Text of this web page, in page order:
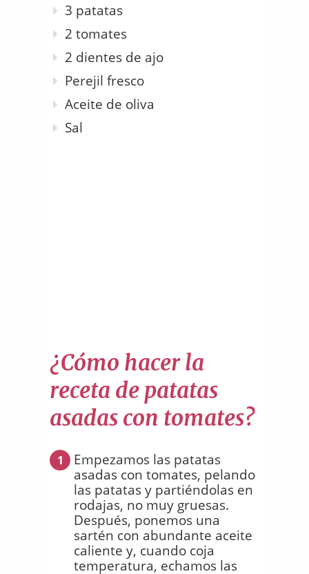
3 patatas
2 tomates
2 dientes de ajo
Perejil fresco
Aceite de oliva
Sal
¿Cómo hacer la
receta de patatas
asadas con tomates?
1
Empezamos las patatas
asadas con tomates, pelando
las patatas y partiéndolas en
rodajas, no muy gruesas.
Después, ponemos una
sartén con abundante aceite
caliente y, cuando coja
temperatura, echamos las